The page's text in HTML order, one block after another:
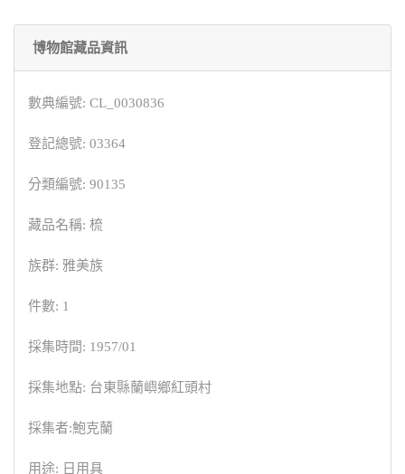
博物館藏品資訊
數典編號: CL_0030836
登記總號: 03364
分類編號: 90135
藏品名稱: 梳
族群: 雅美族
件數: 1
採集時間: 1957/01
採集地點: 台東縣蘭嶼鄉紅頭村
採集者:鮑克蘭
用途: 日用具